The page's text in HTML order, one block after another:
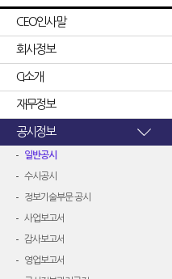
CEO인사말
회사정보
CI소개
재무정보
공시정보
일반공시
수시공시
정보기술부문 공시
사업보고서
감사보고서
영업보고서